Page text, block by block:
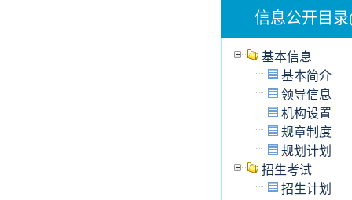
信息公开目录
基本信息
基本简介
领导信息
机构设置
规章制度
规划计划
招生考试
招生计划